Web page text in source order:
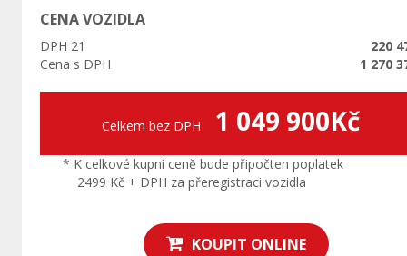
CENA VOZIDLA
DPH 21
220
Cena s DPH
1 270
Celkem bez DPH 1 049 900Kč
* K celkové kupní ceně bude připočten poplatek
2499 Kč + DPH za přeregistraci vozidla
KOUPIT ONLINE